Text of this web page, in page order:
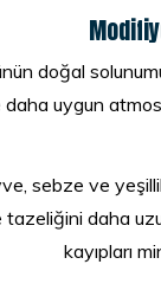
doğal
uygun
sebze ve
tazeliğini daha
kayıpları